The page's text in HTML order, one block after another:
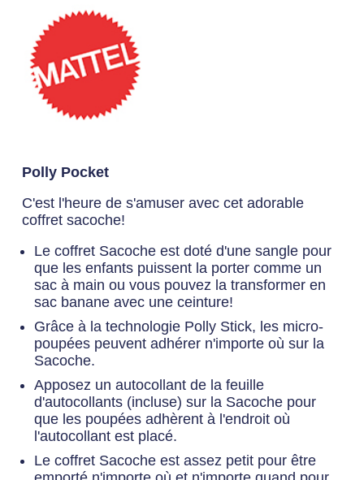
Dimensions du produit:
Longueur:
Largeur:
Hauteur:
Poids:
UPC Produit
887961828627 - Assortiment
UPC Master
00887961828627
Polly Pocket
C'est l'heure de s'amuser avec cet adorable
coffret sacoche!
Le coffret Sacoche est doté d'une sangle pour
que les enfants puissent la porter comme un
sac à main ou vous pouvez la transformer en
sac banane avec une ceinture!
Grâce à la technologie Polly Stick, les micro-
poupées peuvent adhérer n'importe où sur la
Sacoche.
Apposez un autocollant de la feuille
d'autocollants (incluse) sur la Sacoche pour
que les poupées adhèrent à l'endroit où
l'autocollant est placé.
Le coffret Sacoche est assez petit pour être